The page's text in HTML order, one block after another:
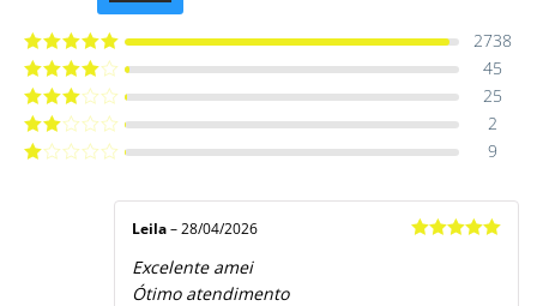
Avaliação5
2738
Avaliação
45
Avaliação
25
Avaliação
2
9
Leila – 28/04/2026
Excelente amei
Ótimo atendimento